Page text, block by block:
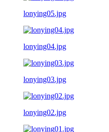
lonying05.jpg
lonying04.jpg
lonying03.jpg
lonying02.jpg